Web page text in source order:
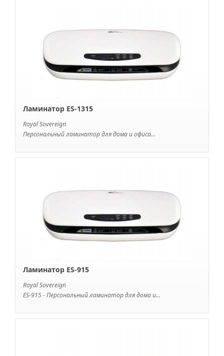
Ламинатор ES-1315
Royal Sovereign
Персональный ламинатор для дома и офиса...
Ламинатор ES-915
Royal Sovereign
ES-915 - Персональный ламинатор для дома и...